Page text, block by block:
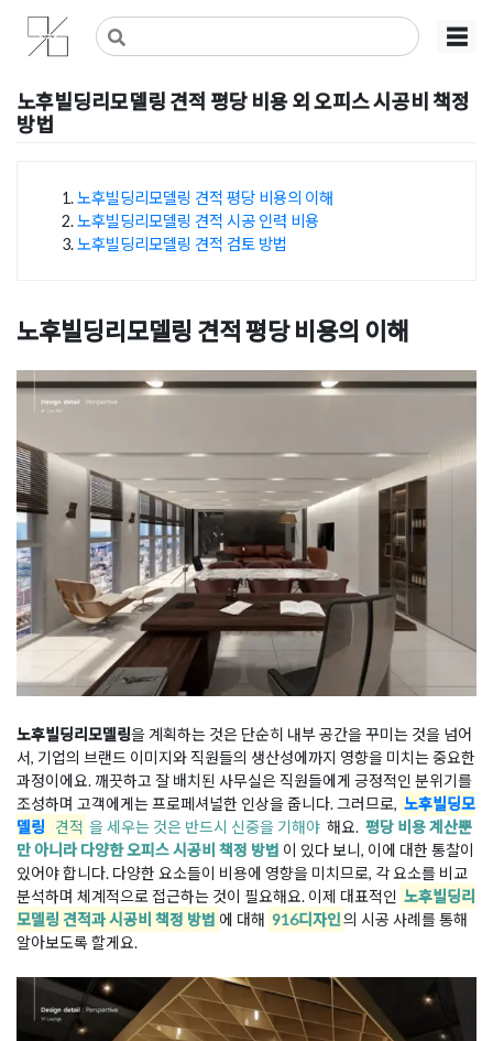
Skip
content
사무실인테리어 디자인 공사 비용견적 플랫폼
사무실인테리어 916
☰
노후빌딩리모델링 견적 평당 비용 외 오피스 시공비 책정
방법
노후빌딩리모델링 견적 평당 비용의 이해
노후빌딩리모델링 견적 시공 인력 비용
노후빌딩리모델링 견적 검토 방법
노후빌딩리모델링 견적 평당 비용의 이해
노후빌딩리모델링을 계획하는 것은 단순히 내부 공간을 꾸미는 것을 넘어
서, 기업의 브랜드 이미지와 직원들의 생산성에까지 영향을 미치는 중요한
과정이에요. 깨끗하고 잘 배치된 사무실은 직원들에게 긍정적인 분위기를
조성하며 고객에게는 프로페셔널한 인상을 줍니다. 그러므로, 노후빌딩모
델링
견적 을 세우는 것은 반드시 신중을 기해야 해요. 평당 비용 계산뿐
만 아니라 다양한 오피스 시공비 책정 방법 이 있다 보니, 이에 대한 통찰이
있어야 합니다. 다양한 요소들이 비용에 영향을 미치므로, 각 요소를 비교
분석하며 체계적으로 접근하는 것이 필요해요. 이제 대표적인 노후빌딩리
모델링 견적과 시공비 책정 방법 에 대해 916디자인의 시공 사례를 통해
알아보도록 할게요.